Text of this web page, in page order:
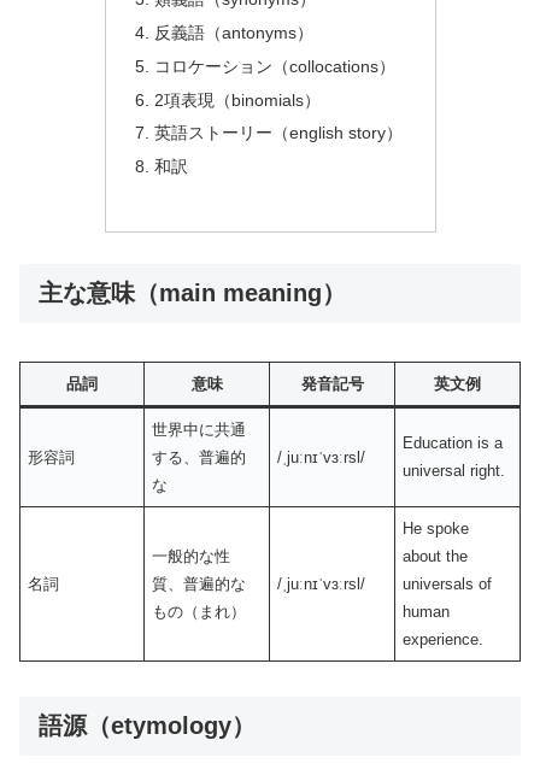
反義語（antonyms）
コロケーション（collocations）
2項表現（binomials）
英語ストーリー（english story）
和訳
主な意味（main meaning）
品詞 意味 発音記号 英文例
形容詞
世界中に共通
する、普遍的
な
/ˌjuːnɪˈvɜːrsl/
Education is a
universal right.
名詞
一般的な性
質、普遍的な
もの（まれ）
/ˌjuːnɪˈvɜːrsl/
He spoke
about the
universals of
human
experience.
語源（etymology）